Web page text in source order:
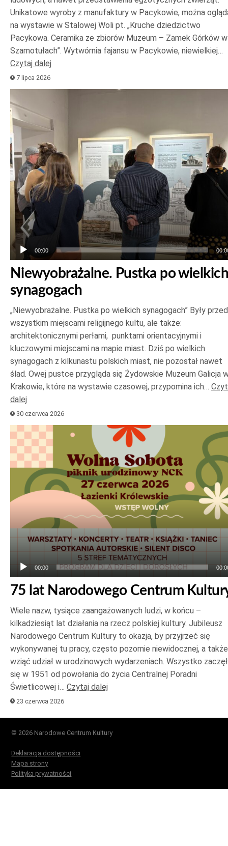
Unikatowe wyroby z manufaktury w Pacykowie, można
na wystawie w Stalowej Woli pt. „Kruche dziedzictwo
Pacykowa. Ceramika ze zbiorów Muzeum – Zamek Górków w
Szamotułach”. Wytwórnia fajansu w Pacykowie, niewielkiej…
Czytaj dalej
7 lipca 2026
plików
dźwiękowych
00:00
Niewyobrażalne. Pustka po wielkich
synagogach
„Niewyobrażalne. Pustka po wielkich synagogach” Były
wszystkim miejscami religijnego kultu, ale także:
architektonicznymi perłami, punktami orientacyjnymi i
kluczowymi miejscami na mapie miast. Dziś po wielkich
synagogach z kilkunastu polskich miast, nie pozostał nawet
ślad. Owej pustce przygląda się Żydowskie Muzeum Galicja
Krakowie, które na wystawie czasowej, przypomina ich…
dalej
30 czerwca 2026
Odtwarzacz
plików
dźwiękowych
00:00
75 lat Narodowego Centrum
Wiele nazw, tysiące zaangażowanych ludzi, w końcu –
kilkadziesiąt lat działania na rzecz polskiej kultury. Jubileusz
Narodowego Centrum Kultury to okazja, by przyjrzeć się
wykonywanej tu pracy, często pozornie niewidocznej, a także
wziąć udział w urodzinowych wydarzeniach. Wszystko
się w 1951 od powołania do życia Centralnej Poradni
Świetlicowej i… Czytaj dalej
23 czerwca 2026
© 2026 Narodowe Centrum Kultury
Deklaracja dostępności
Mapa strony
Polityka prywatności